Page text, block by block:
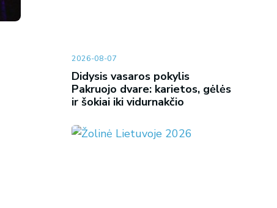
2026-08-07
Didysis vasaros pokylis
Pakruojo dvare: karietos, gėlės
ir šokiai iki vidurnakčio